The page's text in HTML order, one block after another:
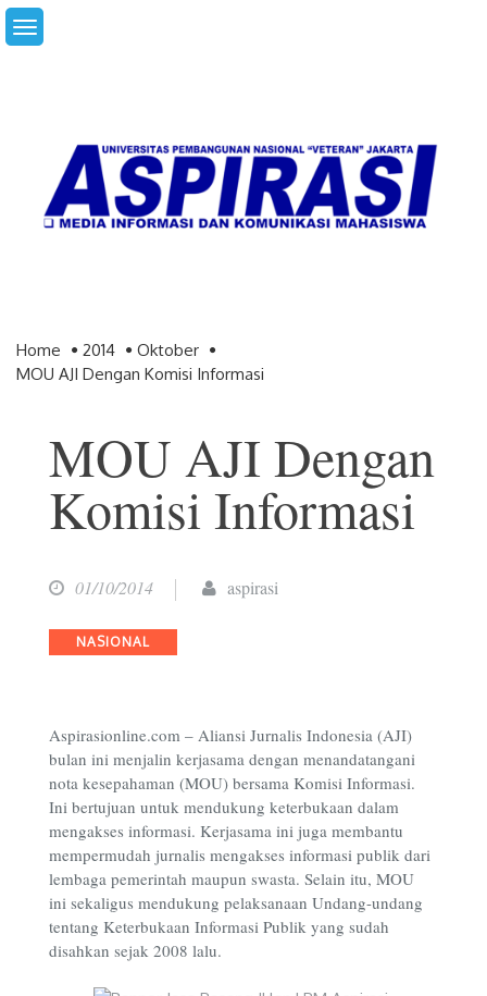
Skip
to
Home 2014
Oktober
MOU AJI Dengan Komisi Informasi
MOU AJI Dengan
Komisi Informasi
01/10/2014 aspirasi
Categories
NASIONAL
Aspirasionline.com – Aliansi Jurnalis Indonesia (AJI)
bulan ini menjalin kerjasama dengan menandatangani
nota kesepahaman (MOU) bersama Komisi Informasi.
Ini bertujuan untuk mendukung keterbukaan dalam
mengakses informasi. Kerjasama ini juga membantu
mempermudah jurnalis mengakses informasi publik dari
lembaga pemerintah maupun swasta. Selain itu, MOU
ini sekaligus mendukung pelaksanaan Undang-undang
tentang Keterbukaan Informasi Publik yang sudah
disahkan sejak 2008 lalu.